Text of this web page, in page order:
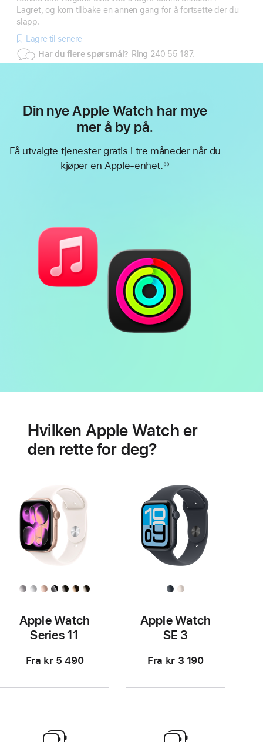
Lagret, og kom tilbake en annen gang for å fortsette der du
slapp.
Lagre til senere
Har du flere spørsmål? Ring 240 55 187.
Din nye Apple Watch har mye
mer å by på.
Få utvalgte tjenester gratis i tre måneder når du
kjøper en Apple-enhet.◊◊
Hvilken Apple Watch er
den rette for deg?
Apple Watch
Series 11
Fra kr 5 490
Apple Watch
SE 3
Fra kr 3 190